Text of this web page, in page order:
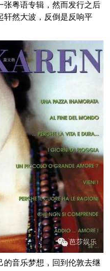
张粤语专辑，然而发行之后
轩然大波，反倒是反响平
的音乐梦想，回到伦敦去继